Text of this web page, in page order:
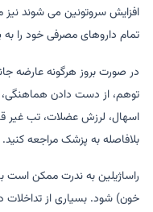
افزایش سروتونین می شوند نیز
تمام داروهای مصرفی خود را
در صورت بروز هرگونه عارضه
توهم، از دست دادن
اسهال، لرزش عضلات، تب غیر
بلافاصله به پزشک مراجعه کنید.
راساژیلین به ندرت ممکن است
خون) شود. بسیاری از تداخلات